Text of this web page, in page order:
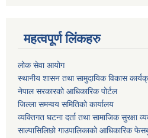
महत्वपूर्ण लिंकहरु
लोक सेवा आयोग
स्थानीय शासन तथा सामुदायिक विकास
नेपाल सरकारको आधिकारिक पोर्टल
जिल्ला समन्वय समितिको कार्यालय
व्यक्तिगत घटना दर्ता तथा सामाजिक सुरक्षा
साल्पासिलिछो गाउपालिकाको आधिकारिक